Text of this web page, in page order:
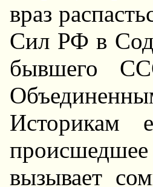
враз
Сил РФ в
бывшего
Историкам
вызывает